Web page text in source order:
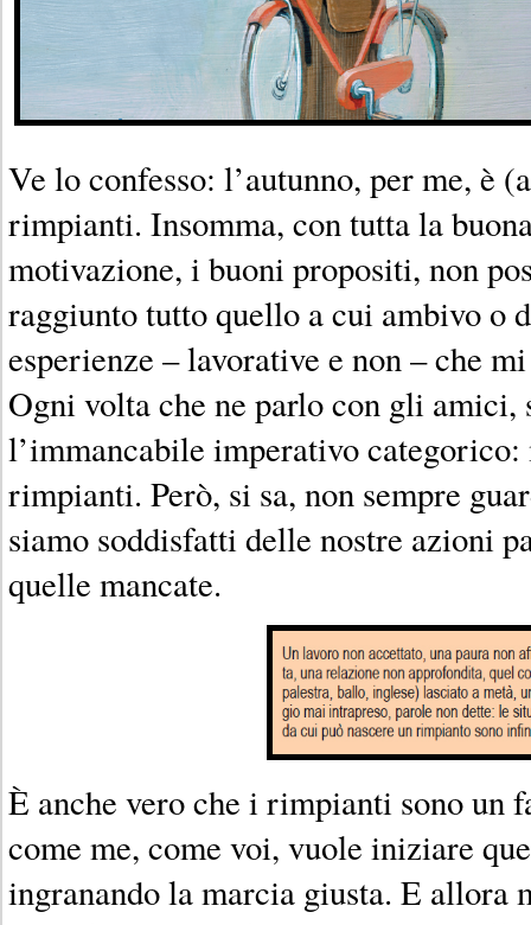
Ve lo confesso: l’autunno, per me, è
rimpianti. Insomma, con tutta la
motivazione, i buoni propositi, non
raggiunto tutto quello a cui ambivo o
esperienze – lavorative e non – che
Ogni volta che ne parlo con gli
l’immancabile imperativo
rimpianti. Però, si sa, non sempre
siamo soddisfatti delle nostre azioni
quelle mancate.
È anche vero che i rimpianti sono un
come me, come voi, vuole iniziare
ingranando la marcia giusta. E allora